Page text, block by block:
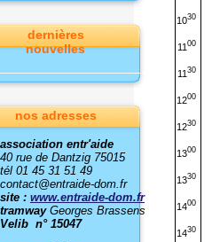
1030
11 00
11 30
1200
1230
1300
1330
1400
1430
dernières
nouvelles
nos adresses
association entr'aide
40 rue de Dantzig 75015
tél 01 45 31 51 49
contact@entraide-dom.fr
site : www.entraide-dom.fr
tramway Georges Brassens
Velib n° 15047